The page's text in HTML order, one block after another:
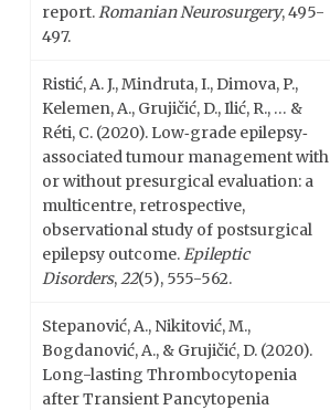
report.Romanian Neurosurgery, 495-
497.
Ristić, A. J., Mindruta, I., Dimova, P.,
Kelemen, A., Grujičić, D., Ilić, R., … &
Réti, C. (2020). Low‐grade epilepsy‐
associated tumour management with
or without presurgical evaluation: a
multicentre, retrospective,
observational study of postsurgical
epilepsy outcome.Epileptic
Disorders,22(5), 555-562.
Stepanović, A., Nikitović, M.,
Bogdanović, A., & Grujičić, D. (2020).
Long-lasting Thrombocytopenia
after Transient Pancytopenia